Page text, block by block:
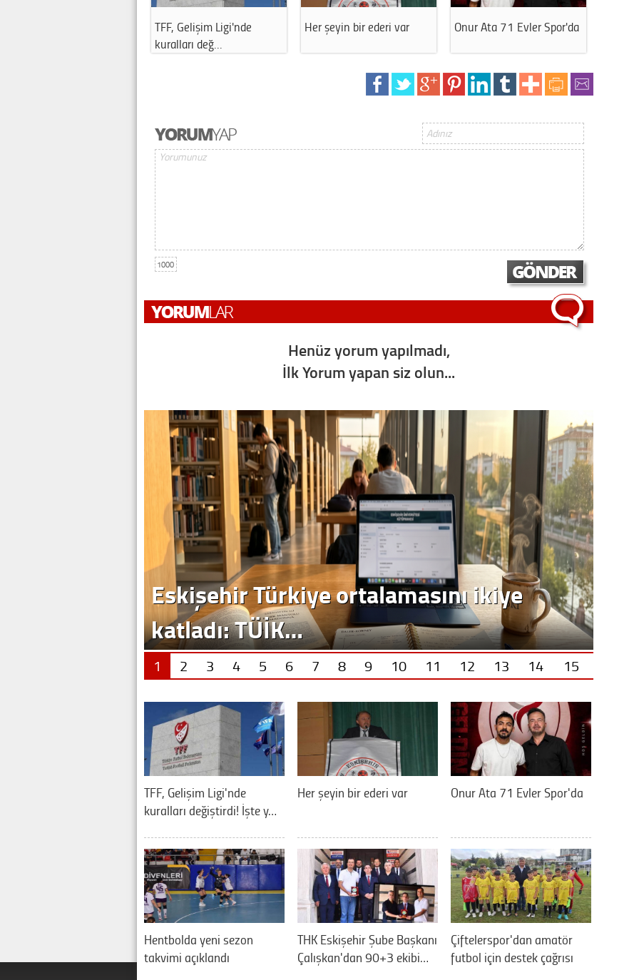
TFF, Gelişim Ligi'nde
kuralları değ…
Her şeyin bir ederi var Onur Ata 71 Evler Spor'da
1000
Henüz yorum yapılmadı,
İlk Yorum yapan siz olun...
Eskişehir Türkiye ortalamasını ikiye
katladı: TÜİK…
1 2 3 4 5 6 7 8 9 10 11 12 13 14 15
TFF, Gelişim Ligi'nde
kuralları değiştirdi! İşte y…
Her şeyin bir ederi var Onur Ata 71 Evler Spor'da
Hentbolda yeni sezon
takvimi açıklandı
THK Eskişehir Şube Başkanı
Çalışkan'dan 90+3 ekibi…
Çiftelerspor'dan amatör
futbol için destek çağrısı